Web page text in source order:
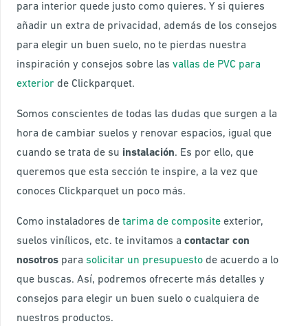
para interior quede justo como quieres. Y si quieres
añadir un extra de privacidad, además de los consejos
para elegir un buen suelo, no te pierdas nuestra
inspiración y consejos sobre las vallas de PVC para
exterior de Clickparquet.
Somos conscientes de todas las dudas que surgen a la
hora de cambiar suelos y renovar espacios, igual que
cuando se trata de su instalación. Es por ello, que
queremos que esta sección te inspire, a la vez que
conoces Clickparquet un poco más.
Como instaladores de tarima de composite exterior,
suelos vinílicos, etc. te invitamos a contactar con
nosotros para solicitar un presupuesto de acuerdo a lo
que buscas. Así, podremos ofrecerte más detalles y
consejos para elegir un buen suelo o cualquiera de
nuestros productos.